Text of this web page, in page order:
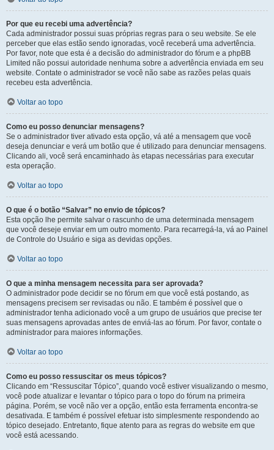
Por que eu recebi uma advertência?
Cada administrador possui suas próprias regras para o seu website. Se ele
perceber que elas estão sendo ignoradas, você receberá uma advertência.
Por favor, note que esta é a decisão do administrador do fórum e a phpBB
Limited não possui autoridade nenhuma sobre a advertência enviada em seu
website. Contate o administrador se você não sabe as razões pelas quais
recebeu esta advertência.
Voltar ao topo
Como eu posso denunciar mensagens?
Se o administrador tiver ativado esta opção, vá até a mensagem que você
deseja denunciar e verá um botão que é utilizado para denunciar mensagens.
Clicando ali, você será encaminhado às etapas necessárias para executar
esta operação.
Voltar ao topo
O que é o botão “Salvar” no envio de tópicos?
Esta opção lhe permite salvar o rascunho de uma determinada mensagem
que você deseje enviar em um outro momento. Para recarregá-la, vá ao Painel
de Controle do Usuário e siga as devidas opções.
Voltar ao topo
O que a minha mensagem necessita para ser aprovada?
O administrador pode decidir se no fórum em que você está postando, as
mensagens precisem ser revisadas ou não. E também é possível que o
administrador tenha adicionado você a um grupo de usuários que precise ter
suas mensagens aprovadas antes de enviá-las ao fórum. Por favor, contate o
administrador para maiores informações.
Voltar ao topo
Como eu posso ressuscitar os meus tópicos?
Clicando em “Ressuscitar Tópico”, quando você estiver visualizando o mesmo,
você pode atualizar e levantar o tópico para o topo do fórum na primeira
página. Porém, se você não ver a opção, então esta ferramenta encontra-se
desativada. E também é possível efetuar isto simplesmente respondendo ao
tópico desejado. Entretanto, fique atento para as regras do website em que
você está acessando.